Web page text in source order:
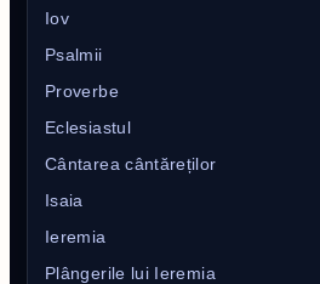
Iov
Psalmii
Proverbe
Eclesiastul
Cântarea cântăreților
Isaia
Ieremia
Plângerile lui Ieremia